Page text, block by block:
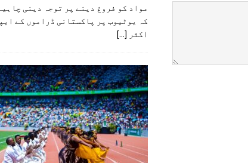
مواد کو فروغ دینے پر توجہ دینی
کہ یوٹیوب پر پاکستانی ڈراموں کے
اکثر
[...]